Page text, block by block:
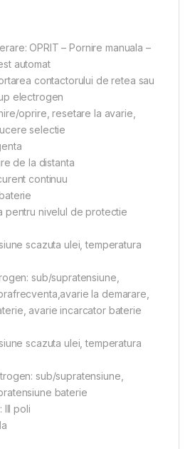
OPRIT – Pornire manuala –
automat
contactorului de retea sau
electrogen
oprire, resetare la avarie,
selectie
de la distanta
continuu
pentru nivelul de protectie
scazuta ulei, temperatura
sub/supratensiune,
la demarare,
avarie incarcator baterie
scazuta ulei, temperatura
sub/supratensiune,
baterie
III poli